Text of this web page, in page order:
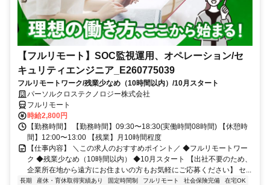
【フルリモート】SOC監視運用、オペレーション/セ
キュリティエンジニア_E260775039
フルリモートワーク/残業少なめ（10時間以内）/10月スタート
パーソルクロステクノロジー株式会社
フルリモート
時給2,800円
【勤務時間】 【勤務時間】09:30〜18:30(実働時間08時間) 【休憩時
間】12:00〜13:00 【残業】月10時間程度
【仕事内容】 ＼この求人のおすすめポイント／ ◆フルリモートワー
ク ◆残業少なめ（10時間以内） ◆10月スタート 【出社不要のため、
企業所在地から遠方にお住まいの方もお気軽にご応募ください】 セ...
長期 産休・育休取得実績あり 固定時間制 フルリモート 社会保険完備
在宅OK